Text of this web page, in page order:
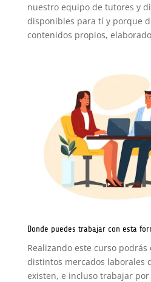
nuestro equipo de tutores y
disponibles para tí y porque
contenidos propios,
Donde puedes trabajar con esta
Realizando este curso
distintos mercados laborales
existen, e incluso trabajar